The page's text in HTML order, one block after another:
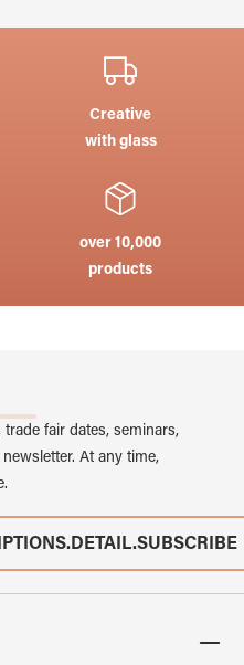
Creative
with glass
over 10,000
products
fair dates, seminars,
At any time,